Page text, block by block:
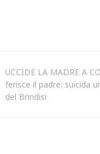
UCCIDE LA MADRE A
ferisce il padre: suicida
del Brindisi